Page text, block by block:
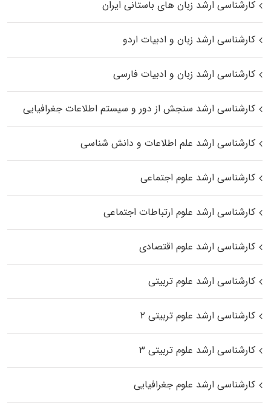
کارشناسی ارشد زبان‌ های باستانی ایران
کارشناسی ارشد زبان و ادبیات اردو
کارشناسی ارشد زبان و ادبیات فارسی
کارشناسی ارشد سنجش از دور و سیستم اطلاعات جغرافیایی
کارشناسی ارشد علم اطلاعات و دانش شناسی
کارشناسی ارشد علوم اجتماعی
کارشناسی ارشد علوم ارتباطات اجتماعی
کارشناسی ارشد علوم اقتصادی
کارشناسی ارشد علوم تربیتی
کارشناسی ارشد علوم تربیتی ۲
کارشناسی ارشد علوم تربیتی ۳
کارشناسی ارشد علوم جغرافیایی